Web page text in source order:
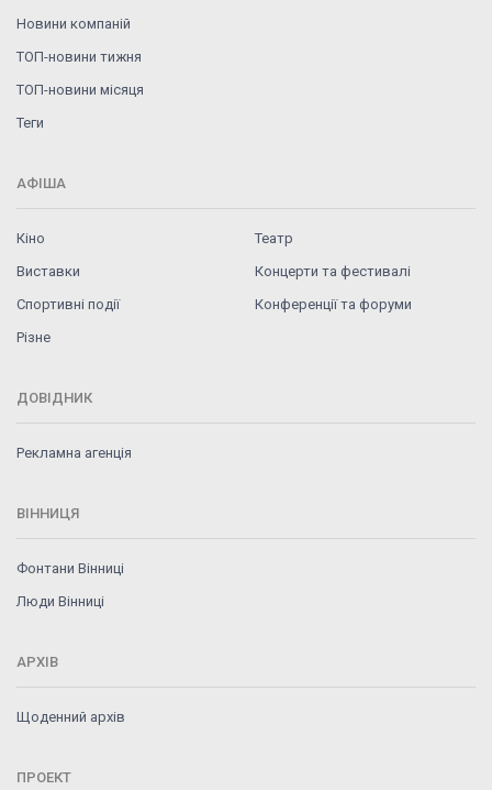
Новини компаній
ТОП-новини тижня
ТОП-новини місяця
Теги
АФІША
Кіно
Театр
Виставки
Концерти та фестивалі
Спортивні події
Конференції та форуми
Різне
ДОВІДНИК
Рекламна агенція
ВІННИЦЯ
Фонтани Вінниці
Люди Вінниці
АРХІВ
Щоденний архів
ПРОЕКТ